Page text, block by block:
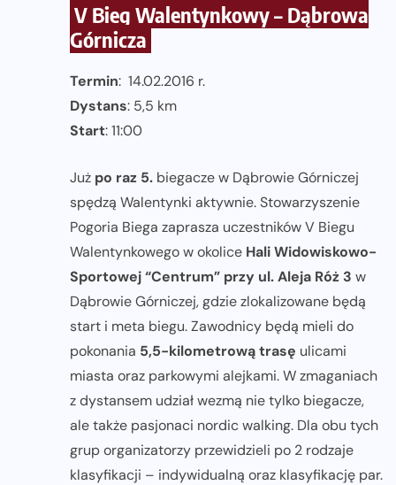
V Bieg Walentynkowy – Dąbrowa
Górnicza
Termin: 14.02.2016 r.
Dystans: 5,5 km
Start: 11:00
Już po raz 5. biegacze w Dąbrowie Górniczej
spędzą Walentynki aktywnie. Stowarzyszenie
Pogoria Biega zaprasza uczestników V Biegu
Walentynkowego w okolice Hali Widowiskowo-
Sportowej “Centrum” przy ul. Aleja Róż 3 w
Dąbrowie Górniczej, gdzie zlokalizowane będą
start i meta biegu. Zawodnicy będą mieli do
pokonania 5,5-kilometrową trasę ulicami
miasta oraz parkowymi alejkami. W zmaganiach
z dystansem udział wezmą nie tylko biegacze,
ale także pasjonaci nordic walking. Dla obu tych
grup organizatorzy przewidzieli po 2 rodzaje
klasyfikacji – indywidualną oraz klasyfikację par.